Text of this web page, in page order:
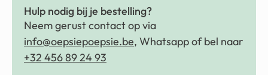
Hulp nodig bij je bestelling?
Neem gerust contact op via
info@oepsiepoepsie.be, Whatsapp of bel naar
+32 456 89 24 93